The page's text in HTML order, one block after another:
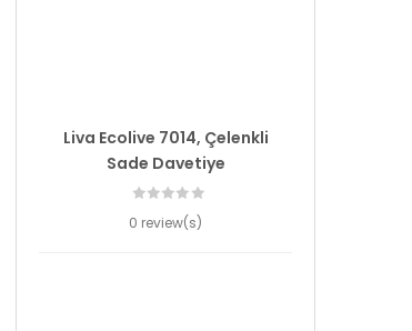
Liva Ecolive 7014, Çelenkli
Sade Davetiye
0 review(s)